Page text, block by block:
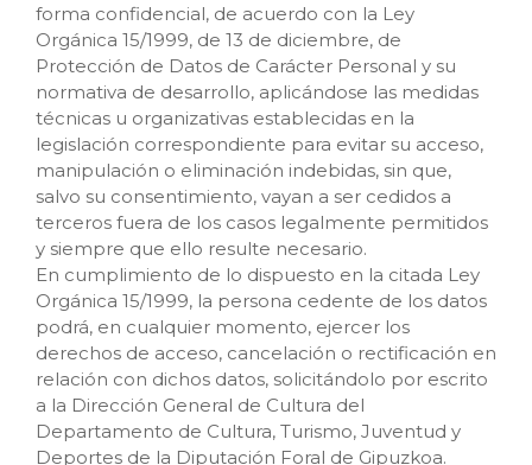
forma confidencial, de acuerdo con la Ley
Orgánica 15/1999, de 13 de diciembre, de
Protección de Datos de Carácter Personal y su
normativa de desarrollo, aplicándose las medidas
técnicas u organizativas establecidas en la
legislación correspondiente para evitar su acceso,
manipulación o eliminación indebidas, sin que,
salvo su consentimiento, vayan a ser cedidos a
terceros fuera de los casos legalmente permitidos
y siempre que ello resulte necesario.
En cumplimiento de lo dispuesto en la citada Ley
Orgánica 15/1999, la persona cedente de los datos
podrá, en cualquier momento, ejercer los
derechos de acceso, cancelación o rectificación en
relación con dichos datos, solicitándolo por escrito
a la Dirección General de Cultura del
Departamento de Cultura, Turismo, Juventud y
Deportes de la Diputación Foral de Gipuzkoa.